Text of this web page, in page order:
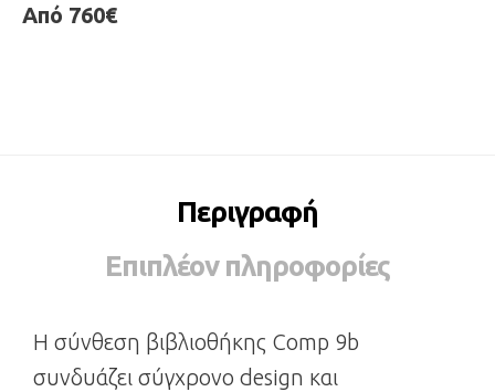
Από 760€
Περιγραφή
Επιπλέον πληροφορίες
Η σύνθεση βιβλιοθήκης Comp 9b
συνδυάζει σύγχρονο design και